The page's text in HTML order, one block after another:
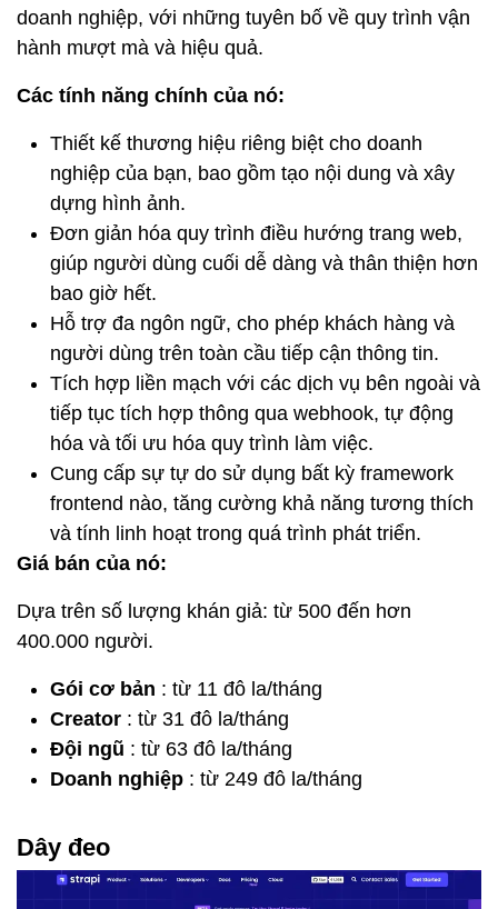
doanh nghiệp, với những tuyên bố về quy trình vận
hành mượt mà và hiệu quả.
Các tính năng chính của nó:
Thiết kế thương hiệu riêng biệt cho doanh
nghiệp của bạn, bao gồm tạo nội dung và xây
dựng hình ảnh.
Đơn giản hóa quy trình điều hướng trang web,
giúp người dùng cuối dễ dàng và thân thiện hơn
bao giờ hết.
Hỗ trợ đa ngôn ngữ, cho phép khách hàng và
người dùng trên toàn cầu tiếp cận thông tin.
Tích hợp liền mạch với các dịch vụ bên ngoài và
tiếp tục tích hợp thông qua webhook, tự động
hóa và tối ưu hóa quy trình làm việc.
Cung cấp sự tự do sử dụng bất kỳ framework
frontend nào, tăng cường khả năng tương thích
và tính linh hoạt trong quá trình phát triển.
Giá bán của nó:
Dựa trên số lượng khán giả: từ 500 đến hơn
400.000 người.
Gói cơ bản : từ 11 đô la/tháng
Creator : từ 31 đô la/tháng
Đội ngũ : từ 63 đô la/tháng
Doanh nghiệp : từ 249 đô la/tháng
Dây đeo